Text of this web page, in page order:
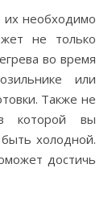
их необходимо
не только
во время
или
Также не
которой вы
холодной.
достичь